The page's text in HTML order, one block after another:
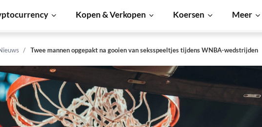
Kopen & Verkopen Koersen Meer
Twee mannen opgepakt na gooien van seksspeeltjes tijdens WNBA-wedstrijden